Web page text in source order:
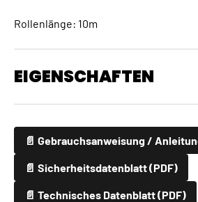
Rollenlänge: 10m
EIGENSCHAFTEN
📄 Gebrauchsanweisung /
📄 Sicherheitsdatenblatt (PDF)
📄 Technisches Datenblatt (PDF)